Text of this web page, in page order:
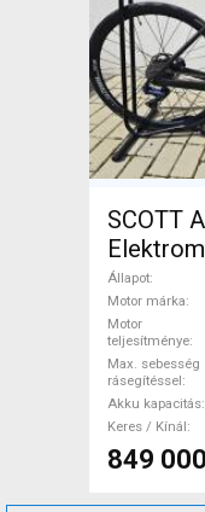
SCOTT
Mahle
Állapot
Motor márka
Motor
teljesítménye
Max. sebesség
rásegítéssel
Akku kapacitás
Keres / Kínál
849